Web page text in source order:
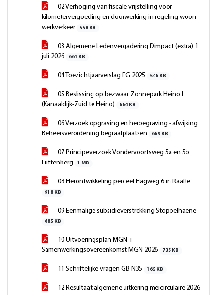
02 Verhoging van fiscale vrijstelling voor
kilometervergoeding en doorwerking in regeling woon-
werkverkeer
558 KB
03 Algemene Ledenvergadering Dimpact (extra) 1
juli 2026
661 KB
04 Toezichtjaarverslag FG 2025 546 KB
05 Beslissing op bezwaar Zonnepark Heino I
(Kanaaldijk-Zuid te Heino)
664 KB
06 Verzoek opgraving en herbegraving - afwijking
Beheersverordening begraafplaatsen
669 KB
07 Principeverzoek Vondervoortsweg 5a en 5b
Luttenberg
1 MB
08 Herontwikkeling perceel Hagweg 6 in Raalte
918 KB
09 Eenmalige subsidieverstrekking Stöppelhaene
685 KB
10 Uitvoeringsplan MGN +
Samenwerkingsovereenkomst MGN 2026
735 KB
11 Schriftelijke vragen GB N35 165 KB
12 Resultaat algemene uitkering meicirculaire 2026